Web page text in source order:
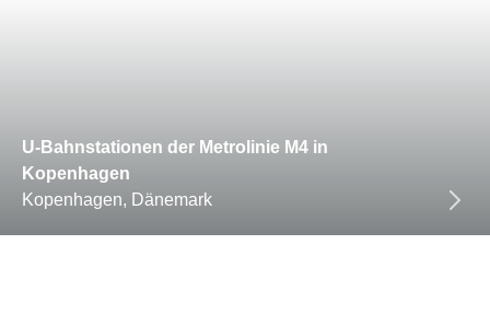
U-Bahnstationen der Metrolinie M4 in
Kopenhagen
Kopenhagen, Dänemark